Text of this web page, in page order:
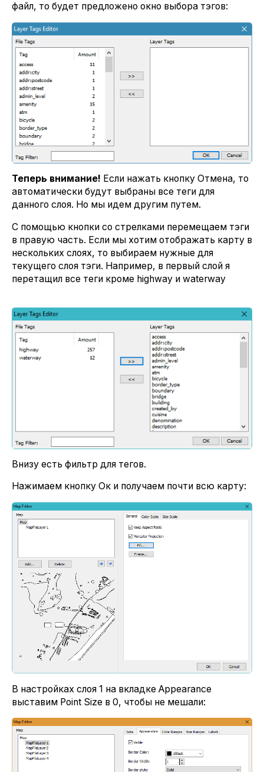
файл, то будет предложено окно выбора тэгов:
Теперь внимание! Если нажать кнопку Отмена, то
автоматически будут выбраны все теги для
данного слоя. Но мы идем другим путем.
С помощью кнопки со стрелками перемещаем тэги
в правую часть. Если мы хотим отображать карту в
нескольких слоях, то выбираем нужные для
текущего слоя тэги. Например, в первый слой я
перетащил все теги кроме highway и waterway
Внизу есть фильтр для тегов.
Нажимаем кнопку Ок и получаем почти всю карту:
В настройках слоя 1 на вкладке Appearance
выставим Point Size в 0, чтобы не мешали: